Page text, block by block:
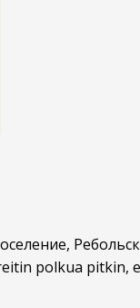
polkua pitkin,